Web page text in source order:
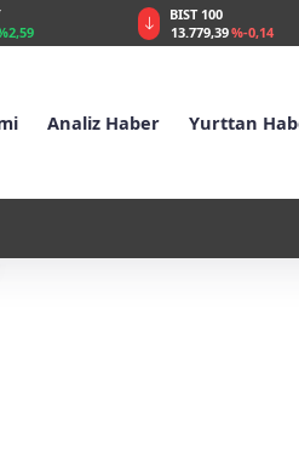
%-0,14
USD
47,6787%0,18
Analiz Haber Yurttan